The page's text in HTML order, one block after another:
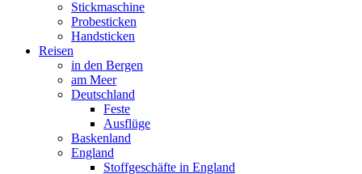
Stickmaschine
Probesticken
Handsticken
Reisen
in den Bergen
am Meer
Deutschland
Feste
Ausflüge
Baskenland
England
Stoffgeschäfte in England